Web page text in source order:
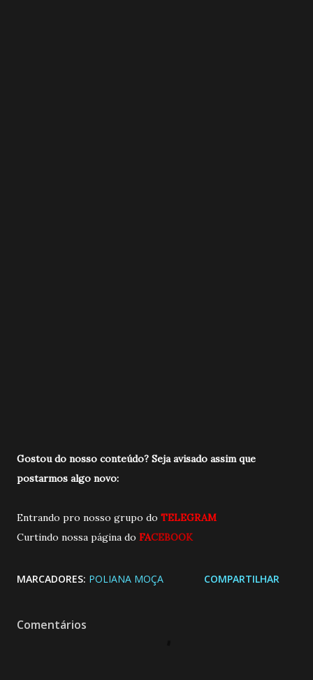
Gostou do nosso conteúdo? Seja avisado assim que
postarmos algo novo:
Entrando pro nosso grupo do TELEGRAM
Curtindo nossa página do FACEBOOK
MARCADORES: POLIANA MOÇA COMPARTILHAR
Comentários